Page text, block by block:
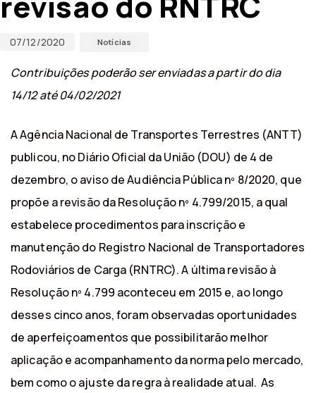
07/12/2020 Notícias
Contribuições poderão ser enviadas a partir do dia
14/12 até 04/02/2021
A Agência Nacional de Transportes Terrestres (ANTT)
publicou, no Diário Oficial da União (DOU) de 4 de
dezembro, o aviso de Audiência Pública nº 8/2020, que
propõe a revisão da Resolução nº 4.799/2015, a qual
estabelece procedimentos para inscrição e
manutenção do Registro Nacional de Transportadores
Rodoviários de Carga (RNTRC). A última revisão à
Resolução nº 4.799 aconteceu em 2015 e, ao longo
desses cinco anos, foram observadas oportunidades
de aperfeiçoamentos que possibilitarão melhor
aplicação e acompanhamento da norma pelo mercado,
bem como o ajuste da regra à realidade atual. As